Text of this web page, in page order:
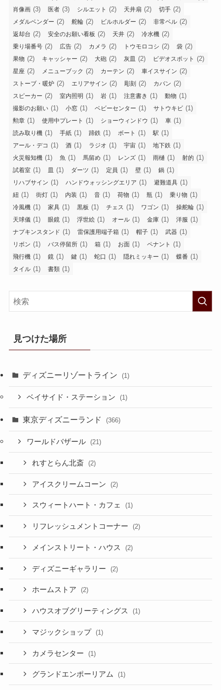
肖像画 (3) 医者 (3) シルエット (2) 天井扇 (2) 切手 (2)
メダルベンダー (2) 舵輪 (2) ビルホルダー (2) 非常ベル (2)
返却台 (2) 安全のお願い看板 (2) 天井 (2) 冷水機 (2)
乗り場番号 (2) 広告 (2) カメラ (2) トウモロコシ (2) 袋 (2)
果物 (2) キャッシャー (2) 大砲 (2) 灰皿 (2) ビデオスポット (2)
星座 (2) メニューブック (2) カーテン (2) 車イスサイン (2)
ストーブ・暖炉 (2) エリアサイン (2) 彫刻 (2) カバン (2)
スピーカー (2) 室内照明 (1) 岩 (1) 注意書き (1) 動物 (1)
撮影のお願い (1) 小窓 (1) ベビーセンター (1) サトウキビ (1)
勲章 (1) 使用中プレート (1) ショーウィンドウ (1) 車 (1)
読み取り機 (1) 手紙 (1) 蹄鉄 (1) ボート (1) 駅 (1)
アール・デコ (1) 酒 (1) ラジオ (1) 宇宙 (1) 地下鉄 (1)
火災報知機 (1) 魚 (1) 馬留め (1) レンズ (1) 雨樋 (1) 射的 (1)
試着室 (1) 皿 (1) ダーツ (1) 定員 (1) 壁 (1) 鍋 (1)
リハブサイン (1) ハンドウォッシングエリア (1) 避難道具 (1)
紐 (1) 街灯 (1) 内装 (1) 音 (1) 荷物 (1) 瓶 (1) 乗り物 (1)
冷風機 (1) 家具 (1) 黒板 (1) チェス (1) ワゴン (1) 操舵輪 (1)
天球儀 (1) 眼鏡 (1) 浮世絵 (1) オール (1) 金庫 (1) 洋服 (1)
ナプキンスタンド (1) 雷保護用端子箱 (1) 帽子 (1) 武器 (1)
リボン (1) バス停留所 (1) 箱 (1) お面 (1) ペナント (1)
飛行機 (1) 鏡 (1) 鍵 (1) 蛇口 (1) 隠れミッキー (1) 蝶番 (1)
タイル (1) 書類 (1)
見つけた場所
ディズニーリゾートライン (1)
ベイサイド・ステーション (1)
東京ディズニーランド (366)
ワールドバザール (21)
れすとらん北斎 (2)
アイスクリームコーン (2)
スウィートハート・カフェ (1)
リフレッシュメントコーナー (2)
メインストリート・ハウス (2)
ディズニーギャラリー (2)
ホームストア (2)
ハウスオブグリーティングス (1)
マジックショップ (1)
カメラセンター (1)
グランドエンポーリアム (1)